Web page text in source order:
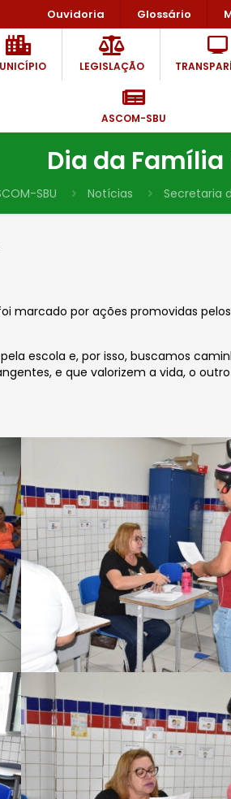
Ouvidoria Glossário
LEGISLAÇÃO
ASCOM-SBU
Dia da Família
SBU Notícias Secretaria
marcado por ações promovidas
escola e, por isso, buscamos
e que valorizem a vida, o